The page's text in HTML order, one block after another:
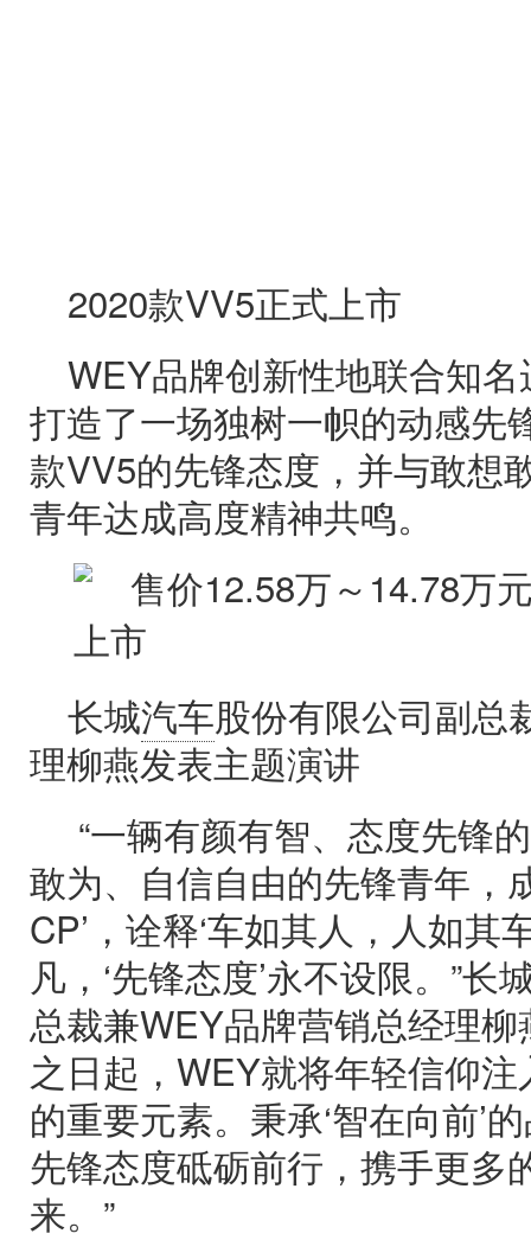
2020款VV5正式上市
WEY品牌创新性地联合知
打造了一场独树一帜的动感先
款VV5的先锋态度，并与敢想
青年达成高度精神共鸣。
长城汽车股份有限公司副总
理柳燕发表主题演讲
“一辆有颜有智、态度先锋
敢为、自信自由的先锋青年，
CP’，诠释‘车如其人，人如其
凡，‘先锋态度’永不设限。”长
总裁兼WEY品牌营销总经理
之日起，WEY就将年轻信仰
的重要元素。秉承‘智在向前’
先锋态度砥砺前行，携手更多
来。”